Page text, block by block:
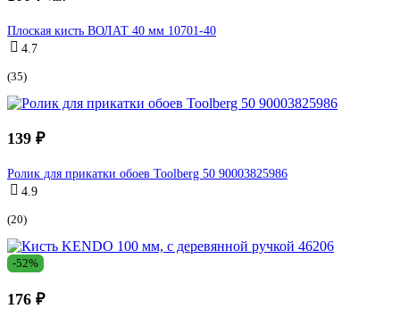
Плоская кисть ВОЛАТ 40 мм 10701-40
4.7
(35)
139 ₽
Ролик для прикатки обоев Toolberg 50 90003825986
4.9
(20)
-52%
176 ₽